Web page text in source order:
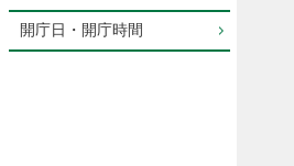
開庁日・開庁時間